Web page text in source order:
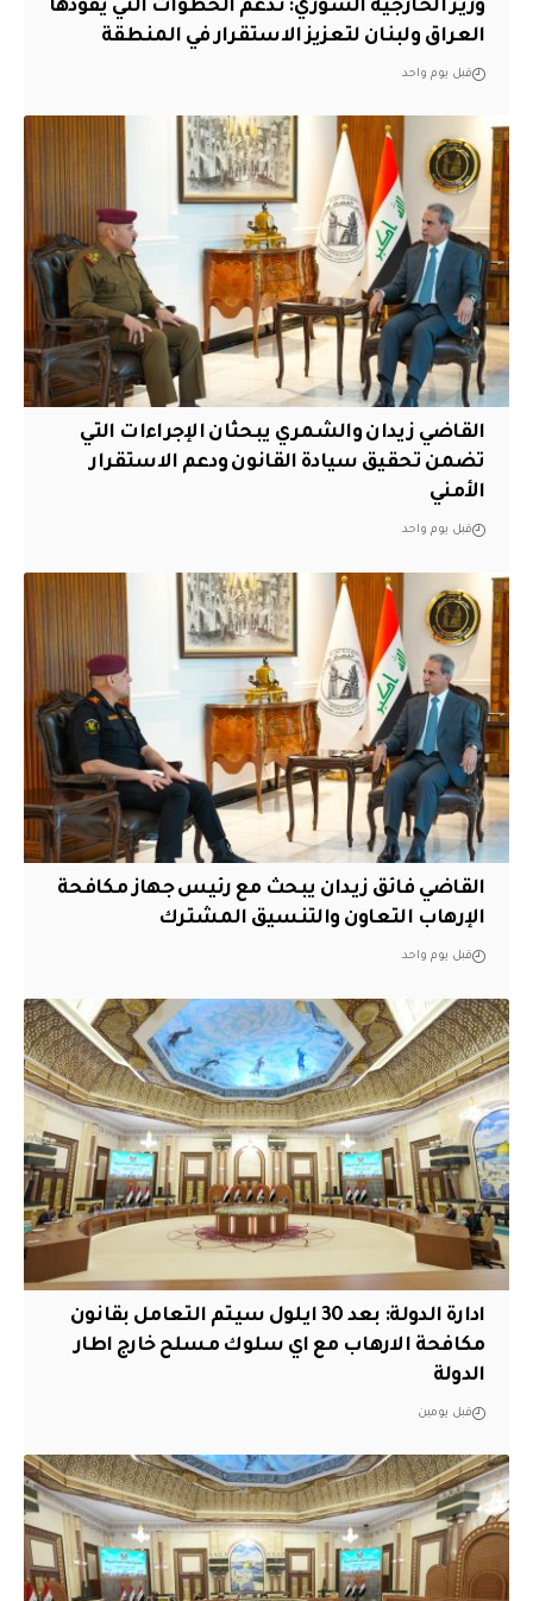
وزير الخارجية السوري: ندعم الخطوات التي يقودها
العراق ولبنان لتعزيز الاستقرار في المنطقة
قبل يوم واحد
القاضي زيدان والشمري يبحثان الإجراءات التي
تضمن تحقيق سيادة القانون ودعم الاستقرار
الأمني
قبل يوم واحد
القاضي فائق زيدان يبحث مع رئيس جهاز مكافحة
الإرهاب التعاون والتنسيق المشترك
قبل يوم واحد
ادارة الدولة: بعد 30 ايلول سيتم التعامل بقانون
مكافحة الارهاب مع اي سلوك مسلح خارج اطار
الدولة
قبل يومين